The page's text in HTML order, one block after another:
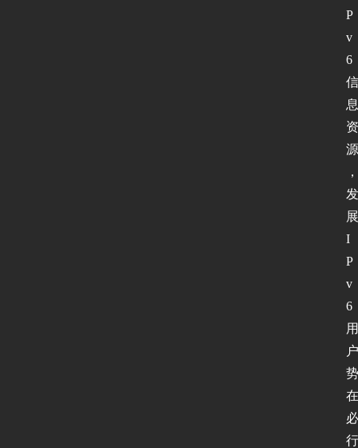
P
v
6
信
息
资
源
，
发
展
I
P
v
6
用
户
势
在
必
行